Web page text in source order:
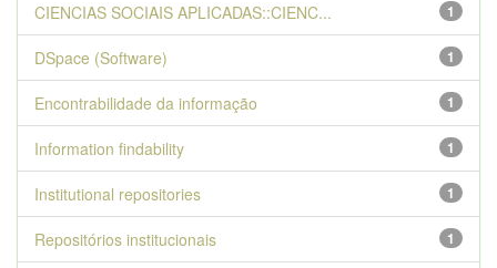
1
CIENCIAS SOCIAIS APLICADAS::CIENC...
1
DSpace (Software)
1
Encontrabilidade da informação
1
Information findability
1
Institutional repositories
1
Repositórios institucionais